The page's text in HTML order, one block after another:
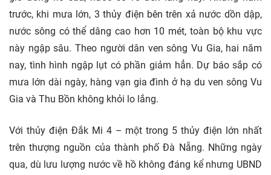
trước, khi mưa lớn, 3 thủy điện bên trên xả nước dồn dập,
nước sông có thể dâng cao hơn 10 mét, toàn bộ khu vực
này ngập sâu. Theo người dân ven sông Vu Gia, hai năm
nay, tình hình ngập lụt có phần giảm hẳn. Dự báo sắp có
mưa lớn dài ngày, hàng vạn gia đình ở hạ du ven sông Vu
Gia và Thu Bồn không khỏi lo lắng.
Với thủy điện Đắk Mi 4 – một trong 5 thủy điện lớn nhất
trên thượng nguồn của thành phố Đà Nẵng. Những ngày
qua, dù lưu lượng nước về hồ không đáng kể nhưng UBND